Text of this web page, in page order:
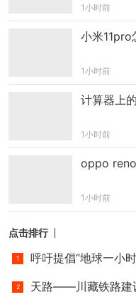
城皮卡等多个品牌
末智行的智能驾驶系
在自动驾驶技术的
和积累至关重要。
车型的销量占比上并
仅占比21.28%。
同时，由于与长城
方面面临困难。
长城汽车是毫末智
1小时前
小米11pro
1小时前
计算器上
1小时前
oppo
1小时前
点击排行
呼吁提倡“地球一小
天路——川藏铁路建